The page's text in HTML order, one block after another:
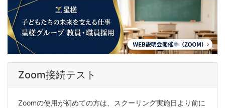
Zoom接続テスト
Zoomの使用が初めての方は、スクーリング実施日より前に